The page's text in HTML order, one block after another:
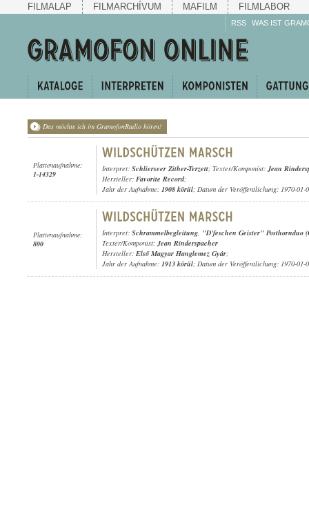
FILMALAP FILMARCHÍVUM MAFILM FILMLABOR
RSS WAS IST
Das möchte ich im GramofonRadio hören!
Plattenaufnahme:
1-14329
Interpret: Schlierseer Zither-Terzett; Texter/Komponist:Jean
Hersteller: Favorite Record;
Jahr der Aufnahme: 1908 körül; Datum der Veröffentlichung: 1970-01-
Plattenaufnahme:
800
Interpret: Schrammelbegleitung, "D'feschen Geister" Posthornduo
Texter/Komponist:Jean Rinderspacher
Hersteller: Első Magyar Hanglemez Gyár;
Jahr der Aufnahme: 1913 körül; Datum der Veröffentlichung: 1970-01-